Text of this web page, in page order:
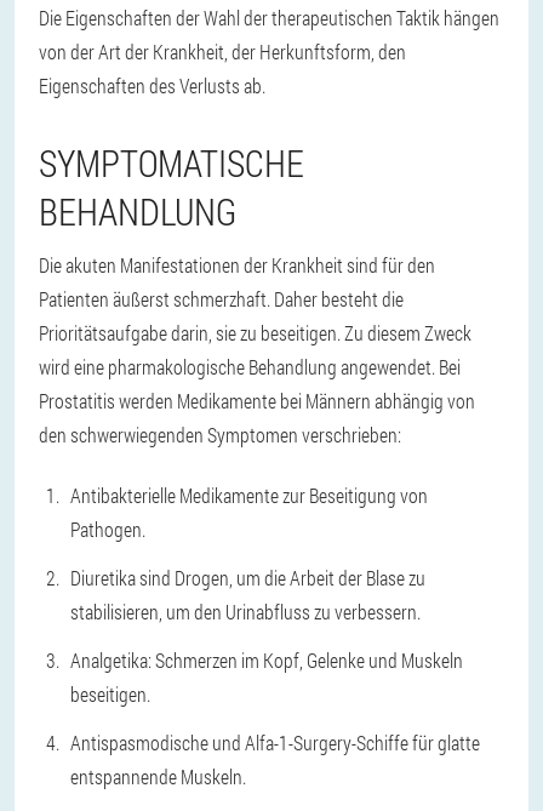
Die Eigenschaften der Wahl der therapeutischen Taktik hängen
von der Art der Krankheit, der Herkunftsform, den
Eigenschaften des Verlusts ab.
SYMPTOMATISCHE
BEHANDLUNG
Die akuten Manifestationen der Krankheit sind für den
Patienten äußerst schmerzhaft. Daher besteht die
Prioritätsaufgabe darin, sie zu beseitigen. Zu diesem Zweck
wird eine pharmakologische Behandlung angewendet. Bei
Prostatitis werden Medikamente bei Männern abhängig von
den schwerwiegenden Symptomen verschrieben:
Antibakterielle Medikamente zur Beseitigung von
Pathogen.
Diuretika sind Drogen, um die Arbeit der Blase zu
stabilisieren, um den Urinabfluss zu verbessern.
Analgetika: Schmerzen im Kopf, Gelenke und Muskeln
beseitigen.
Antispasmodische und Alfa-1-Surgery-Schiffe für glatte
entspannende Muskeln.